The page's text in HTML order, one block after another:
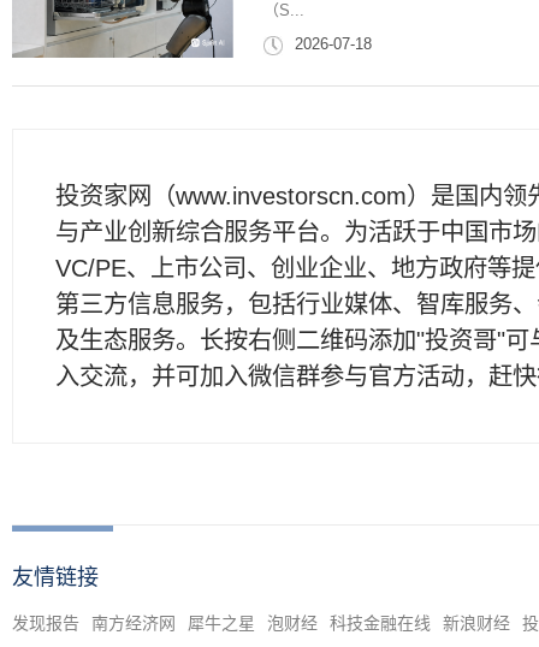
（S...
2026-07-18
投资家网（www.investorscn.com）是国内领
与产业创新综合服务平台。为活跃于中国市
VC/PE、上市公司、创业企业、地方政府等
第三方信息服务，包括行业媒体、智库服务
及生态服务。长按右侧二维码添加"投资哥"可
入交流，并可加入微信群参与官方活动，赶
友情链接
发现报告 南方经济网 犀牛之星 泡财经 科技金融在线 新浪财经